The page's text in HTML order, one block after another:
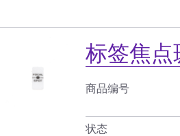
标签焦
商品编号
状态